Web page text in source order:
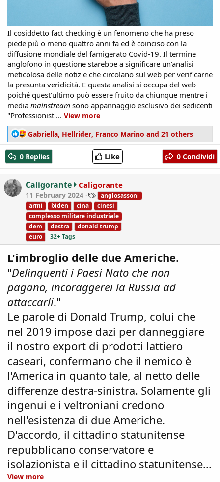
Il cosiddetto fact checking è un fenomeno che ha preso
piede più o meno quattro anni fa ed è coinciso con la
diffusione mondiale del famigerato Covid-19. Il termine
anglofono in questione starebbe a significare un'analisi
meticolosa delle notizie che circolano sul web per verificarne
la presunta veridicità. E questa analisi si occupa del web
poiché quest'ultimo può essere fruito da chiunque mentre i
media mainstream sono appannaggio esclusivo dei sedicenti
"Professionisti... View more
R
e
a
c
t
i
o
n
s
:
Gabriella, Hellrider, Franco Marino and 21 others
0 Replies Like 0 Condividi
Caligorante Caligorante
11 February 2024
T
a
g
s
anglosassoni
armi
biden cina
cinesi
complesso militare industriale
dem
destra
donald trump
euro
32+ Tags
L'imbroglio delle due Americhe.
"Delinquenti i Paesi Nato che non
pagano, incoraggerei la Russia ad
attaccarli."
Le parole di Donald Trump, colui che
nel 2019 impose dazi per danneggiare
il nostro export di prodotti lattiero
caseari, confermano che il nemico è
l'America in quanto tale, al netto delle
differenze destra-sinistra. Solamente gli
ingenui e i veltroniani credono
nell'esistenza di due Americhe.
D'accordo, il cittadino statunitense
repubblicano conservatore e
isolazionista e il cittadino statunitense...
View more